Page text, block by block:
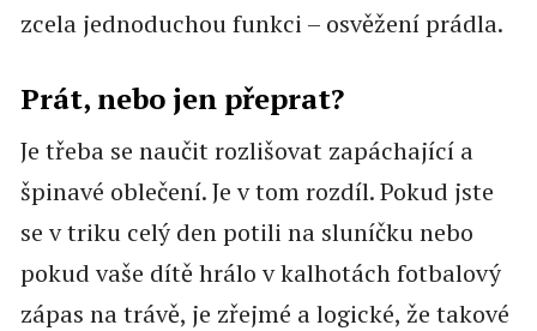
zcela jednoduchou funkci –⁠ osvěžení prádla.
Prát, nebo jen přeprat?
Je třeba se naučit rozlišovat zapáchající a
špinavé oblečení. Je v tom rozdíl. Pokud jste
se v triku celý den potili na sluníčku nebo
pokud vaše dítě hrálo v kalhotách fotbalový
zápas na trávě, je zřejmé a logické, že takové